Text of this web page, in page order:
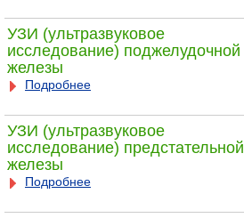
УЗИ (ультразвуковое
исследование) поджелудочной
железы
Подробнее
УЗИ (ультразвуковое
исследование) предстательной
железы
Подробнее